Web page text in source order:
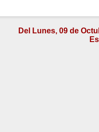
Del Lunes, 09 de